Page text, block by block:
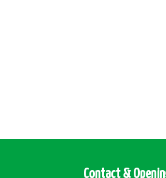
Contact &